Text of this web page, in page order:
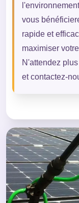
vous
rapide et
maximiser
N'attendez
et contactez-